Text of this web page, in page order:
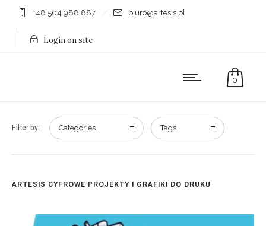
+48 504 988 887 biuro@artesis.pl
Login on site
0
Filter by: Categories Tags
ARTESIS CYFROWE PROJEKTY I GRAFIKI DO DRUKU